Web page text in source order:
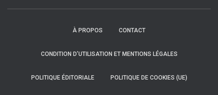
À PROPOS CONTACT
CONDITION D’UTILISATION ET MENTIONS LÉGALES
POLITIQUE ÉDITORIALE POLITIQUE DE COOKIES (UE)